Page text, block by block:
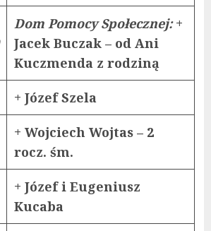
Dom Pomocy Społecznej:+
Jacek Buczak – od Ani
Kuczmenda z rodziną
+ Józef Szela
+ Wojciech Wojtas – 2
rocz. śm.
+ Józef i Eugeniusz
Kucaba